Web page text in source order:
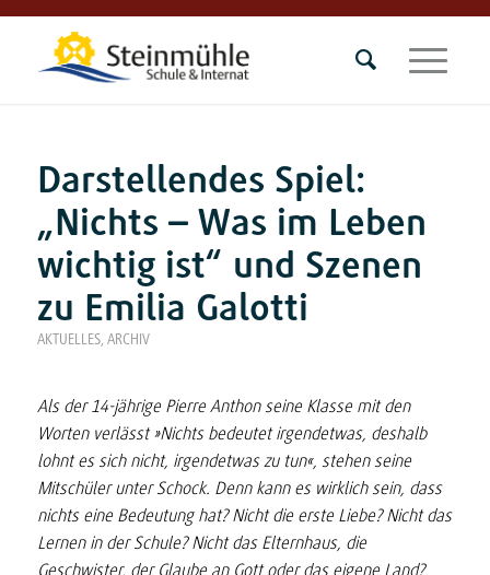
Darstellendes Spiel:
„Nichts – Was im Leben
wichtig ist“ und Szenen
zu Emilia Galotti
AKTUELLES, ARCHIV
Als der 14-jährige Pierre Anthon seine Klasse mit den
Worten verlässt »Nichts bedeutet irgendetwas, deshalb
lohnt es sich nicht, irgendetwas zu tun«, stehen seine
Mitschüler unter Schock. Denn kann es wirklich sein, dass
nichts eine Bedeutung hat? Nicht die erste Liebe? Nicht das
Lernen in der Schule? Nicht das Elternhaus, die
Geschwister, der Glaube an Gott oder das eigene Land?